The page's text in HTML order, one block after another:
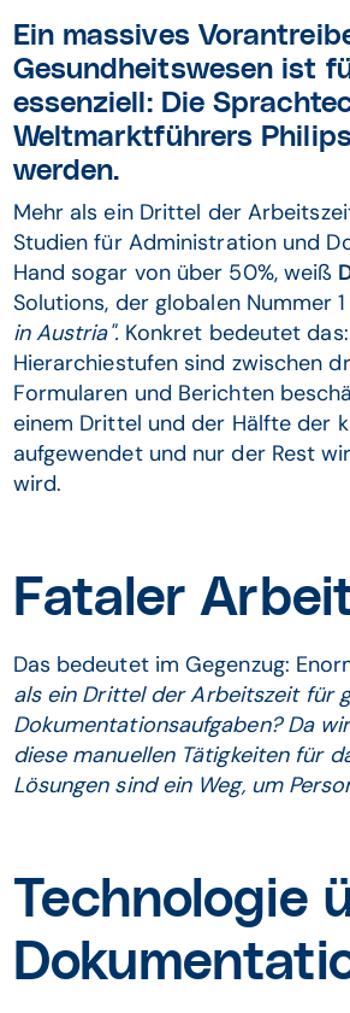
Ein massives
Gesundheitswesen ist
essenziell: Die
Weltmarktführers
werden.
Mehr als ein Drittel der
Studien für Administration und
Hand sogar von über 50%, weiß
Solutions, der globalen Nummer
in Austria". Konkret bedeutet
Hierarchiestufen sind zwischen
Formularen und Berichten
einem Drittel und der Hälfte der
aufgewendet und nur der Rest
wird.
Fataler
Das bedeutet im Gegenzug:
als ein Drittel der Arbeitszeit für
Dokumentationsaufgaben? Da
diese manuellen Tätigkeiten für
Lösungen sind ein Weg, um
Technologie